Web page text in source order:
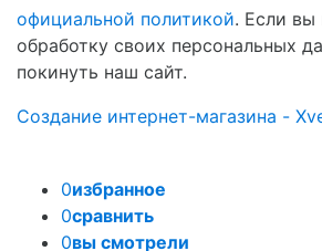
официальной политикой. Если вы
обработку своих персональных
покинуть наш сайт.
Создание интернет-магазина -
0избранное
0сравнить
0вы смотрели